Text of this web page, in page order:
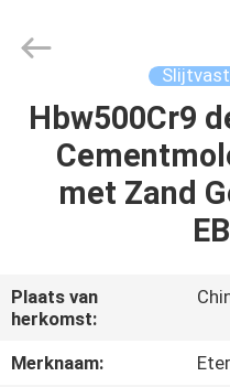
HUIS
PRODUCTEN
ONGEVEER
ONS
Casting
Reserved.Hbw500Cr9
met Zand
Plaats van
herkomst:
Merknaam: